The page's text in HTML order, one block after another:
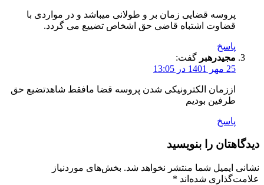
پروسه قضایی زمان بر و طولانی میباشد و در مواردی با
قضاوت اشتباه قاضی حق اشخاص تضییع می گردد.
پاسخ
مجیدرهبر گفت:
25 مهر 1401 در 13:05
اززمان الکترونیکی شدن پروسه قضا مافقط شاهدتضیع حق
طرفین بودیم
پاسخ
دیدگاهتان را بنویسید
نشانی ایمیل شما منتشر نخواهد شد. بخش‌های موردنیاز
علامت‌گذاری شده‌اند *